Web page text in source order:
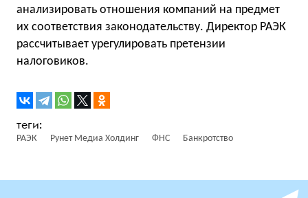
анализировать отношения компаний на предмет
их соответствия законодательству. Директор РАЭК
рассчитывает урегулировать претензии
налоговиков.
РАЭК Рунет Медиа Холдинг ФНС Банкротство